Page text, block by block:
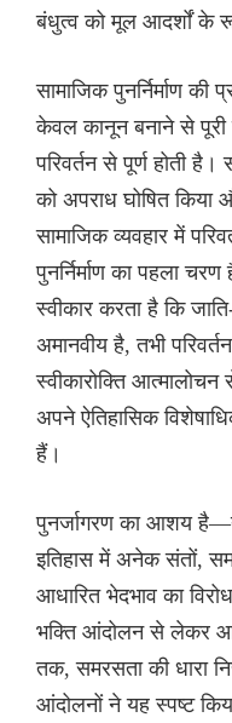
बंधुत्व को मूल आदर्शों के
सामाजिक पुनर्निर्माण की
केवल कानून बनाने से पूरी
परिवर्तन से पूर्ण होती
को अपराध घोषित किया
सामाजिक व्यवहार में
पुनर्निर्माण का पहला
स्वीकार करता है कि
अमानवीय है, तभी
स्वीकारोक्ति
अपने ऐतिहासिक
हैं।
पुनर्जागरण का आशय
इतिहास में अनेक संतों,
आधारित भेदभाव का
भक्ति आंदोलन से लेकर
तक, समरसता की धारा
आंदोलनों ने यह स्पष्ट